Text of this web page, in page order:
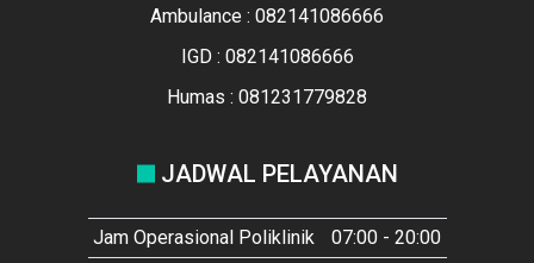
Ambulance : 082141086666
IGD : 082141086666
Humas : 081231779828
JADWAL PELAYANAN
Jam Operasional Poliklinik
07:00 - 20:00